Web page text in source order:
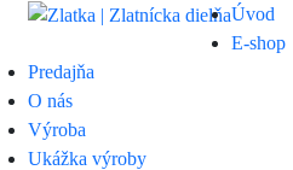
Úvod
E-shop
Predajňa
O nás
Výroba
Ukážka výroby